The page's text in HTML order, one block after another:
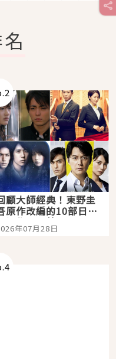
2
顧大師經典！東野圭
原作改編的10部日本
影視作品推薦
年07月28日
4